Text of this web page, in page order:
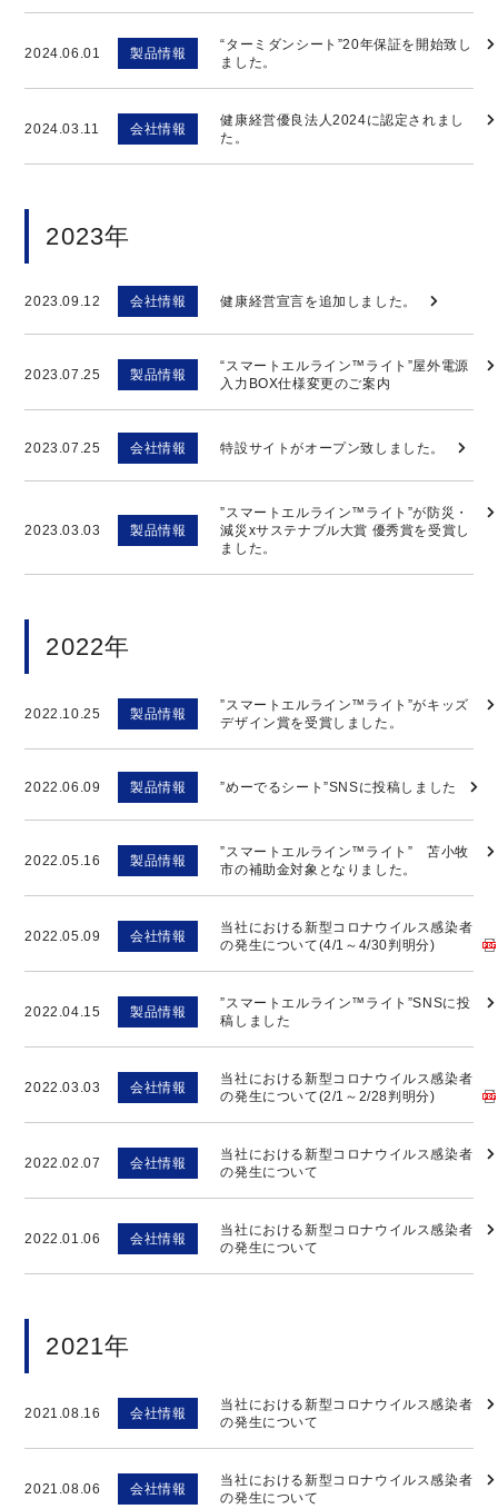
2024.06.01 製品情報
“ターミダンシート”20年保証を開始致し
ました。
2024.03.11 会社情報
健康経営優良法人2024に認定されまし
た。
2023年
2023.09.12 会社情報 健康経営宣言を追加しました。
2023.07.25 製品情報
“スマートエルライン™ライト”屋外電源
入力BOX仕様変更のご案内
2023.07.25 会社情報 特設サイトがオープン致しました。
2023.03.03 製品情報
”スマートエルライン™ライト”が防災・
減災xサステナブル大賞 優秀賞を受賞し
ました。
2022年
2022.10.25 製品情報
”スマートエルライン™ライト”がキッズ
デザイン賞を受賞しました。
2022.06.09 製品情報 ”めーでるシート”SNSに投稿しました
2022.05.16 製品情報
”スマートエルライン™ライト” 苫小牧
市の補助金対象となりました。
2022.05.09 会社情報
当社における新型コロナウイルス感染者
の発生について(4/1～4/30判明分)
2022.04.15 製品情報
”スマートエルライン™ライト”SNSに投
稿しました
2022.03.03 会社情報
当社における新型コロナウイルス感染者
の発生について(2/1～2/28判明分)
2022.02.07 会社情報
当社における新型コロナウイルス感染者
の発生について
2022.01.06 会社情報
当社における新型コロナウイルス感染者
の発生について
2021年
2021.08.16 会社情報
当社における新型コロナウイルス感染者
の発生について
2021.08.06 会社情報
当社における新型コロナウイルス感染者
の発生について